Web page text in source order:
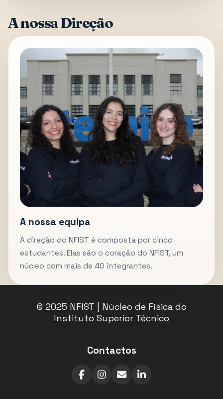
A nossa Direção
A nossa equipa
A direção do NFIST é composta por cinco
estudantes. Elas são o coração do NFIST, um
núcleo com mais de 40 integrantes.
© 2025 NFIST | Núcleo de Física do
Instituto Superior Técnico
Contactos